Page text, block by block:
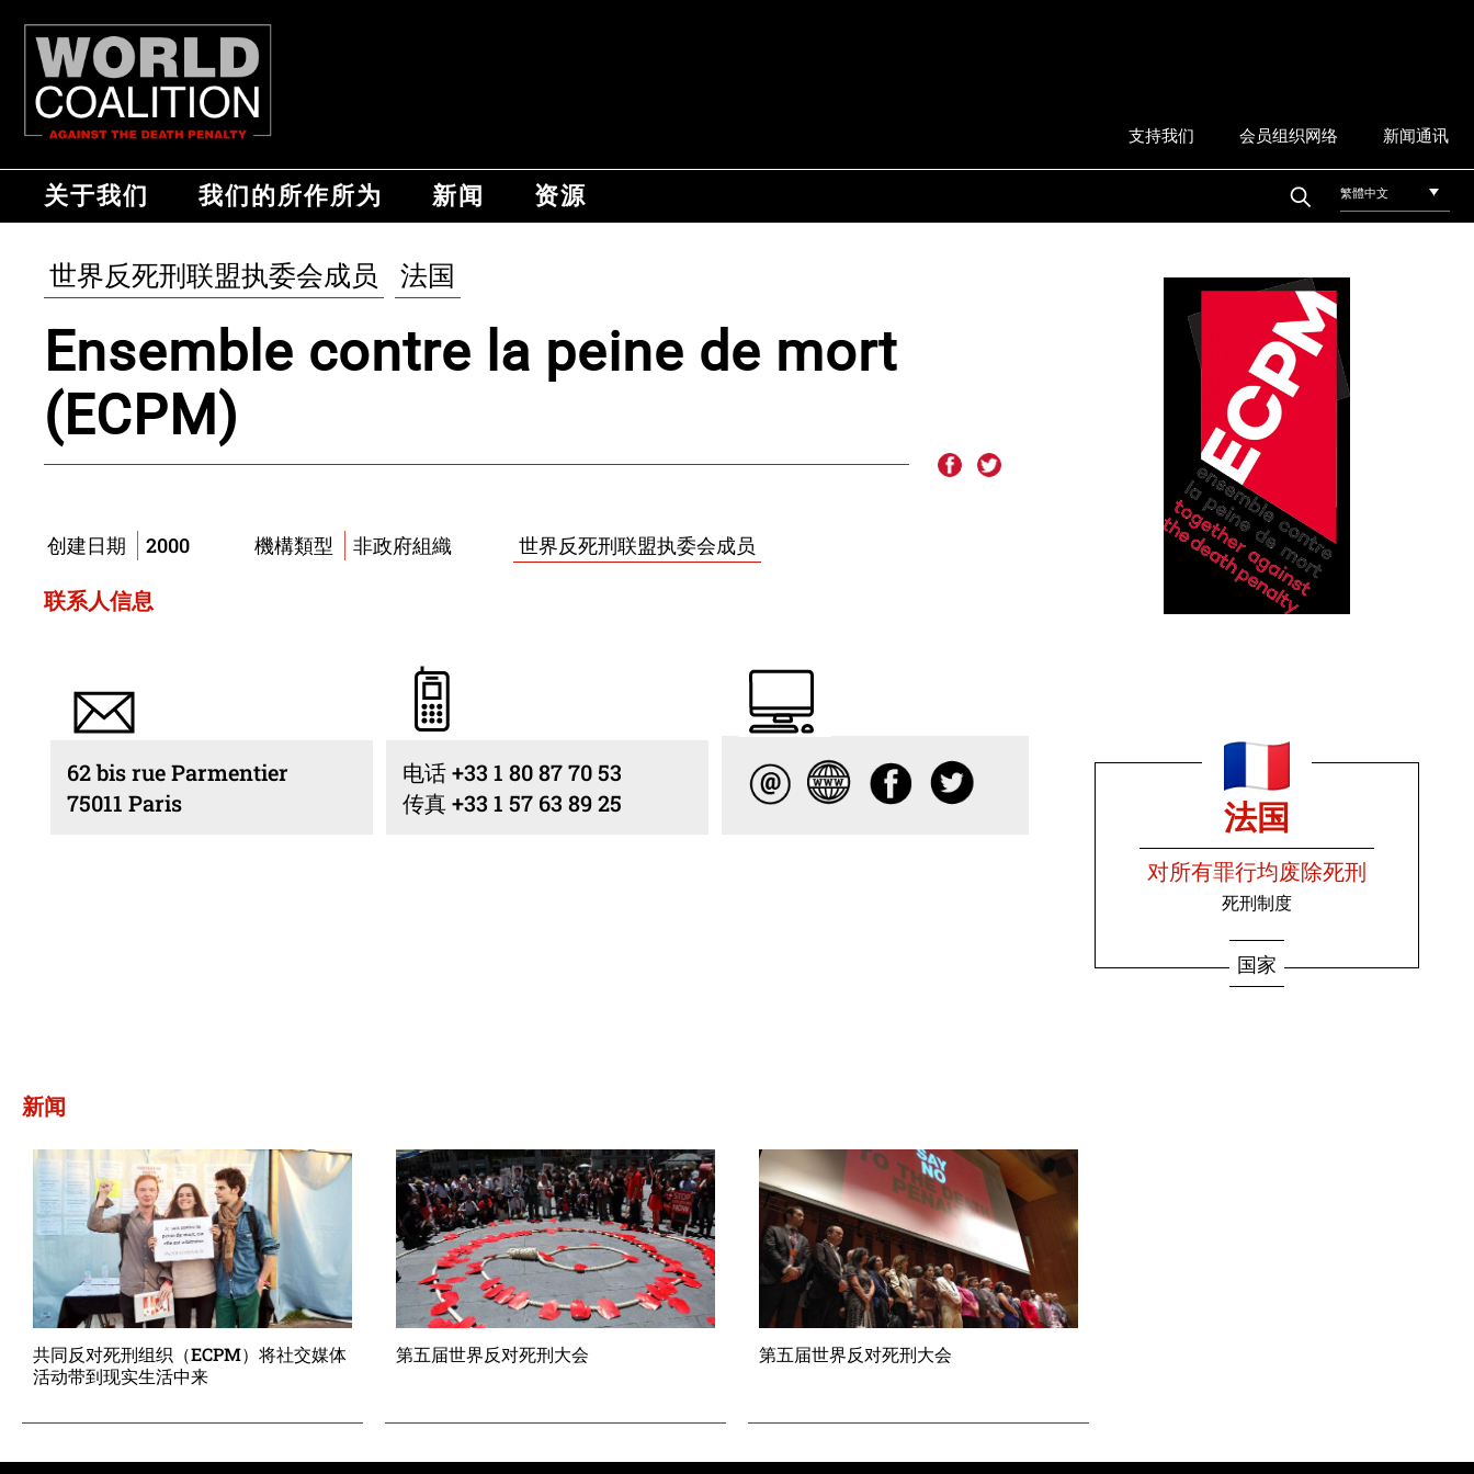
支持我们 会员组织网络 新闻通讯
关于我们 我们的所作所为 新闻 资源 繁體中文
世界反死刑联盟执委会成员 法国
Ensemble contre la peine de mort
(ECPM)
创建日期 2000 機構類型 非政府組織 世界反死刑联盟执委会成员
联系人信息
62 bis rue Parmentier
75011 Paris
电话 +33 1 80 87 70 53
传真 +33 1 57 63 89 25
法国
对所有罪行均废除死刑
死刑制度
国家
新闻
共同反对死刑组织（ECPM）将社交媒体
活动带到现实生活中来
第五届世界反对死刑大会 第五届世界反对死刑大会